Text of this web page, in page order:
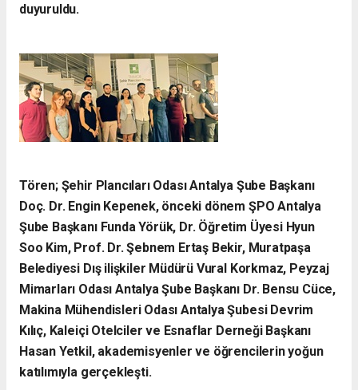
duyuruldu.
Tören; Şehir Plancıları Odası Antalya Şube Başkanı
Doç. Dr. Engin Kepenek, önceki dönem ŞPO Antalya
Şube Başkanı Funda Yörük, Dr. Öğretim Üyesi Hyun
Soo Kim, Prof. Dr. Şebnem Ertaş Bekir, Muratpaşa
Belediyesi Dış ilişkiler Müdürü Vural Korkmaz, Peyzaj
Mimarları Odası Antalya Şube Başkanı Dr. Bensu Cüce,
Makina Mühendisleri Odası Antalya Şubesi Devrim
Kılıç, Kaleiçi Otelciler ve Esnaflar Derneği Başkanı
Hasan Yetkil, akademisyenler ve öğrencilerin yoğun
katılımıyla gerçekleşti.